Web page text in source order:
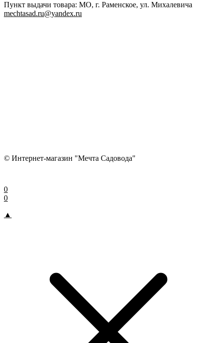
Пункт выдачи товара: МО, г. Раменское, ул. Михалевича
mechtasad.ru@yandex.ru
© Интернет-магазин "Мечта Садовода"
0
0
▲